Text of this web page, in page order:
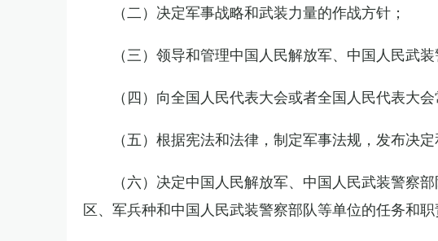
（二）决定军事战略和武装力量的作战方针；
（三）领导和管理中国人民解放军、中国人民武
（四）向全国人民代表大会或者全国人民代表大
（五）根据宪法和法律，制定军事法规，发布决定
（六）决定中国人民解放军、中国人民武装警察
区、军兵种和中国人民武装警察部队等单位的任务和职